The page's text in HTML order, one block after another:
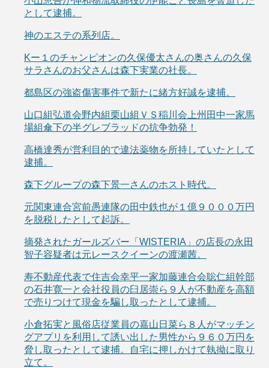
として逮捕。
神のエステの系列店。
Kー１のチャンピオンの久保優太さんの奥さんの久保
サラさんのお父さんは森下実業の社長。
都島区の強盗傷害事件で新たに緒方好誠を逮捕。
山口組弘道会野内組栗山組ＶＳ稲川会上州田中一家馬
場組傘下の半グレブラッドの抗争勃発！
高橋達秀が営利目的で違法薬物を所持していたとして
逮捕。
森下グループの森下景一さんのホスト時代。
元関東連合宮前愚連隊の田中鉄也が１億９０００万円
を脱税したとして起訴。
摘発されたガールズバー「WISTERIA」の店長の永田
智子容疑者は元レースクイーンの渡瀬茜。
寿不動産代表で住吉会幸平一家加藤連合会聡仁組幹部
の石井寛一と会社役員の臼居崇ら９人が不動産を高額
で売りつけて現金を騙し取ったとして逮捕。
小倉拓実と風俗店従業員の嘉山日菜ら８人がマッチン
グアプリを利用して誘い出した男性から９６０万円を
脅し取ったとして逮捕。自宅に押しかけて執拗に取り
立て。